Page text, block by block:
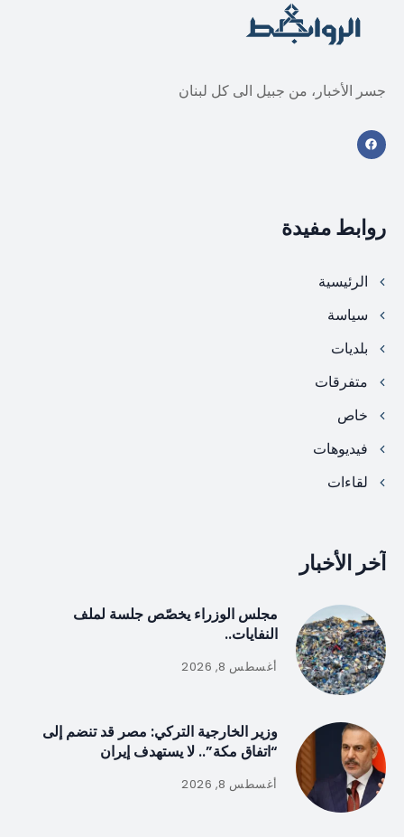
جسر الأخبار، من جبيل الى كل لبنان
روابط مفيدة
الرئيسية
سياسة
بلديات
متفرقات
خاص
فيديوهات
لقاءات
آخر الأخبار
مجلس الوزراء يخصّص جلسة لملف
النفايات..
أغسطس 8, 2026
وزير الخارجية التركي: مصر قد تنضم إلى
“اتفاق مكة”.. لا يستهدف إيران
أغسطس 8, 2026